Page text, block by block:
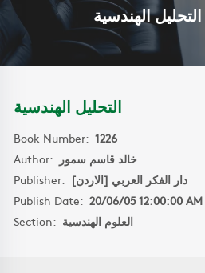
التحليل الهندسية
التحليل الهندسية
Book Number: 1226
Author: خالد قاسم سمور
Publisher: دار الفكر العربي [الاردن]
Publish Date: 20/06/05 12:00:00 AM
Section: العلوم الهندسية